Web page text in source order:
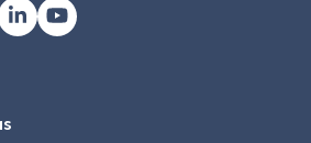
LinkedInYouTube